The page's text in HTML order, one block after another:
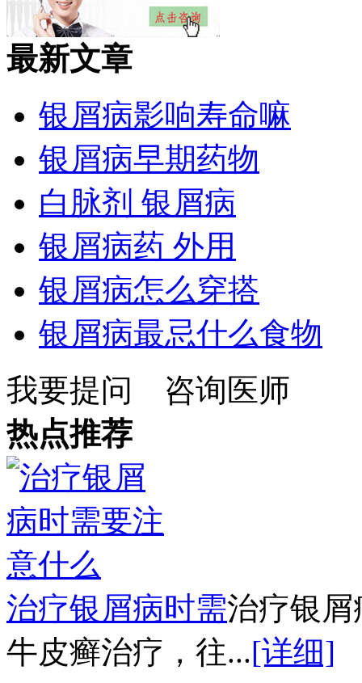
最新文章
银屑病影响寿命嘛
银屑病早期药物
白脉剂 银屑病
银屑病药 外用
银屑病怎么穿搭
银屑病最忌什么食物
我要提问
咨询医师
热点推荐
治疗银屑病时需治疗银
牛皮癣治疗，往...[详细]